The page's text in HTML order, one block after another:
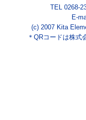
TEL 0268-
E-
(c) 2007 Kita
＊QRコードは株式